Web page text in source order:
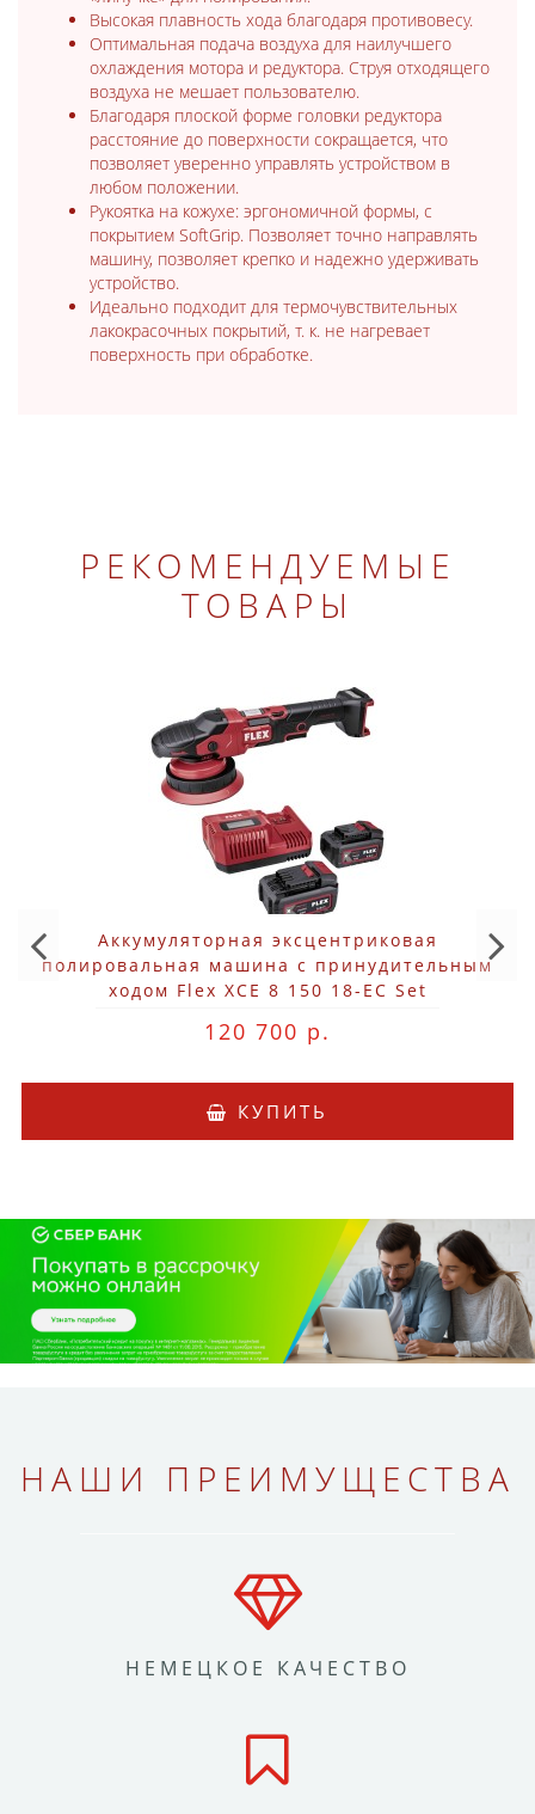
Высокая плавность хода благодаря противовесу.
Оптимальная подача воздуха для наилучшего
охлаждения мотора и редуктора. Струя отходящего
воздуха не мешает пользователю.
Благодаря плоской форме головки редуктора
расстояние до поверхности сокращается, что
позволяет уверенно управлять устройством в
любом положении.
Рукоятка на кожухе: эргономичной формы, с
покрытием SoftGrip. Позволяет точно направлять
машину, позволяет крепко и надежно удерживать
устройство.
Идеально подходит для термочувствительных
лакокрасочных покрытий, т. к. не нагревает
поверхность при обработке.
РЕКОМЕНДУЕМЫЕ
ТОВАРЫ
Аккумуляторная эксцентриковая
полировальная машина с принудительным
ходом Flex XCE 8 150 18-EC Set
120 700 р.
КУПИТЬ
НАШИ ПРЕИМУЩЕСТВА
НЕМЕЦКОЕ КАЧЕСТВО